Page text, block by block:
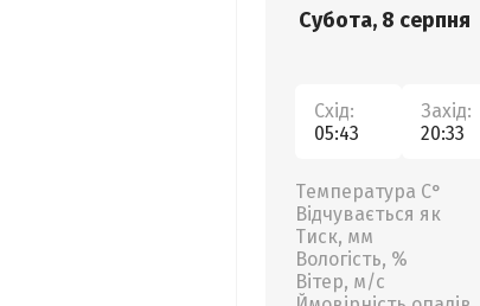
Субота, 8 серпня
Схід:
05:43
Захід:
20:33
Температура С°
Відчувається як
Тиск, мм
Вологість, %
Вітер, м/с